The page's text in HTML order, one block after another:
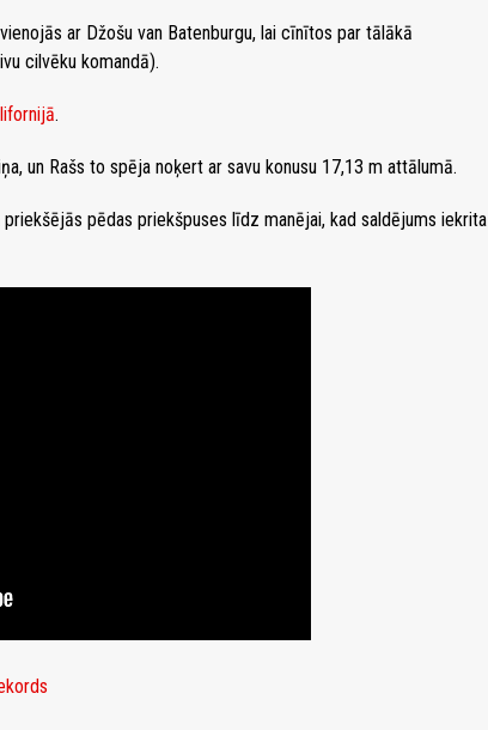
ar Džošu van Batenburgu, lai cīnītos par tālākā
cilvēku komandā).
.
un Rašs to spēja noķert ar savu konusu 17,13 m attālumā.
pēdas priekšpuses līdz manējai, kad saldējums iekrita